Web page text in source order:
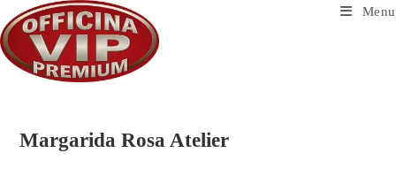
para
o
conteúdo
Menu
Margarida Rosa Atelier